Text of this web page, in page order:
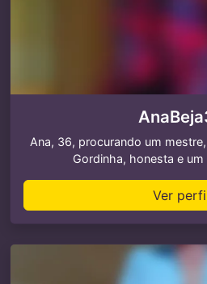
Ana, 36, procurando um
Gordinha, honesta e
Ver